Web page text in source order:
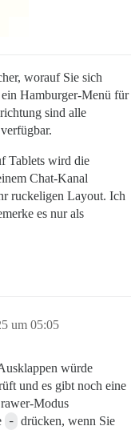
worauf Sie sich
ein Hamburger-Menü für
sind alle
Tablets wird die
Chat-Kanal
ruckeligen Layout. Ich
es nur als
um 05:05
würde
und es gibt noch eine
Modus
- drücken, wenn Sie